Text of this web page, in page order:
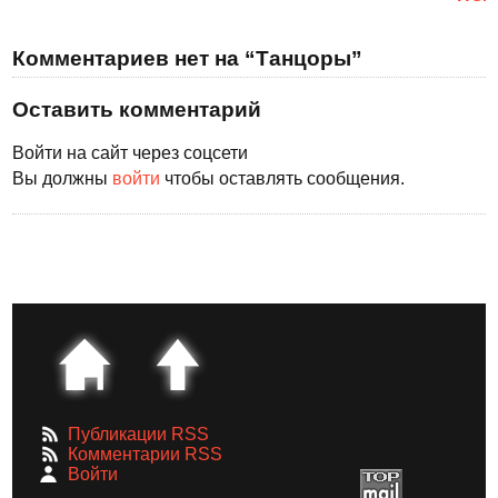
Комментариев нет на “Танцоры”
Оставить комментарий
Войти на сайт через соцсети
Вы должны войти чтобы оставлять сообщения.
Публикации RSS
Комментарии RSS
Войти